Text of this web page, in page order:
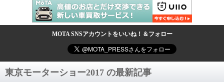
MOTA SNSアカウントをいいね！＆フォロー
東京モーターショー2017 の最新記事